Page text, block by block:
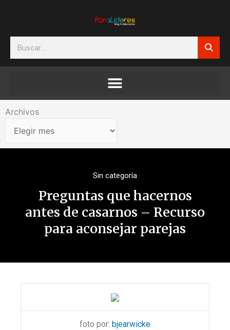
Search
Archivos
Archivos
Sin categoría
Preguntas que hacernos
antes de casarnos – Recurso
para aconsejar parejas
foto por: bjearwicke